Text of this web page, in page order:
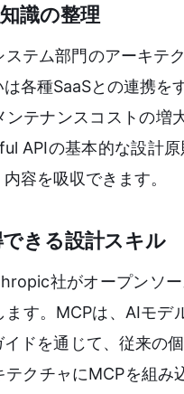
識の整理
テム部門のアーキテ
各種SaaSとの連携を
ンテナンスコストの増
APIの基本的な設計
容を吸収できます。
きる設計スキル
社がオープンソ
す。MCPは、AIモデ
ドを通じて、従来の
クチャにMCPを組